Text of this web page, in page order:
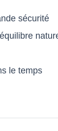
sécurité
le temps